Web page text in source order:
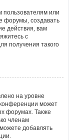
или
форумы, создавать
действия, вам
с
получения такого
на уровне
может
форумах. Также
членам
добавлять